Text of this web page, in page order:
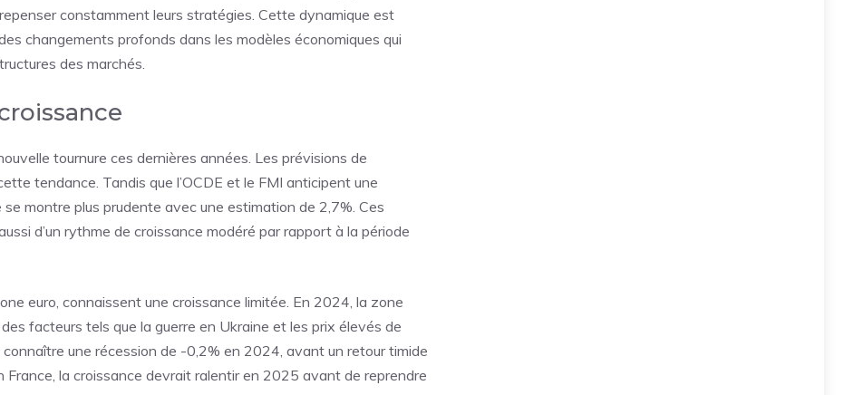
constamment leurs stratégies. Cette dynamique est
changements profonds dans les modèles économiques qui
des marchés.
tournure ces dernières années. Les prévisions de
tendance. Tandis que l’OCDE et le FMI anticipent une
montre plus prudente avec une estimation de 2,7%. Ces
d’un rythme de croissance modéré par rapport à la période
euro, connaissent une croissance limitée. En 2024, la zone
facteurs tels que la guerre en Ukraine et les prix élevés de
connaître une récession de -0,2% en 2024, avant un retour timide
la croissance devrait ralentir en 2025 avant de reprendre